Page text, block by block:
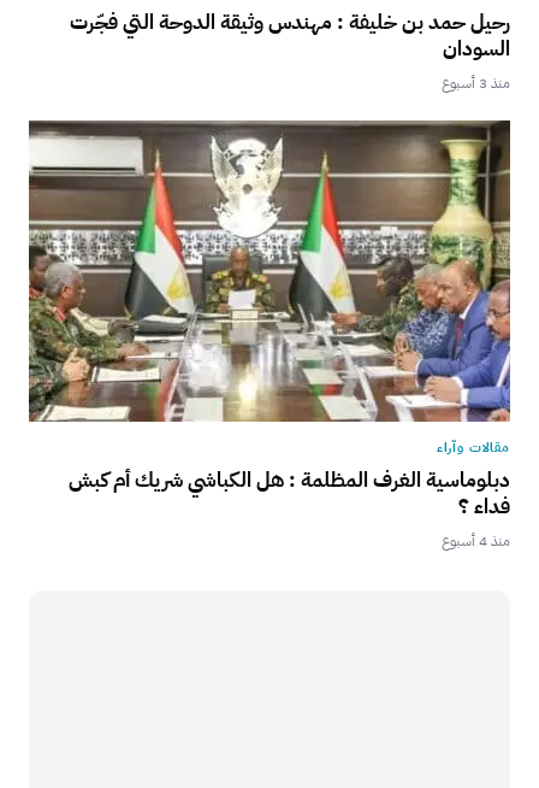
رحيل حمد بن خليفة : مهندس وثيقة الدوحة التي فجّرت
السودان
منذ 3 أسبوع
مقالات وآراء
دبلوماسية الغرف المظلمة : هل الكباشي شريك أم كبش
فداء ؟
منذ 4 أسبوع